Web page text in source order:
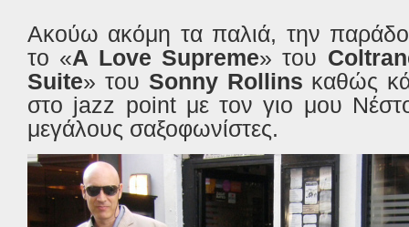
Ακούω ακόμη τα παλιά, την
το «A Love Supreme» του
Suite» του Sonny Rollins καθώς
στο jazz point με τον γιο μου
μεγάλους σαξοφωνίστες.